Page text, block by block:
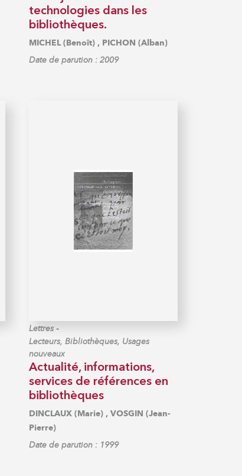
technologies dans les
bibliothèques.
MICHEL (Benoît) , PICHON (Alban)
Date de parution : 2009
Lettres -
Lecteurs, Bibliothèques, Usages
nouveaux
Actualité, informations,
services de références en
bibliothèques
DINCLAUX (Marie) ,VOSGIN (Jean-
Pierre)
Date de parution : 1999